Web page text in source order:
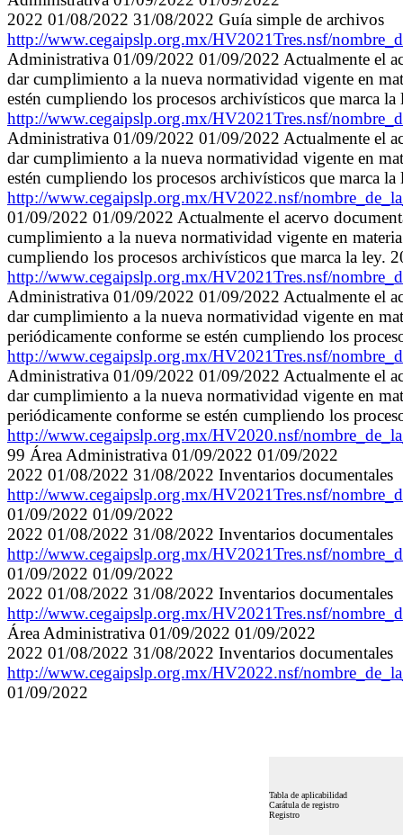
2022 01/08/2022 31/08/2022 Guía simple de archivos
http://www.cegaipslp.org.mx/HV2021Tres.nsf/
Administrativa 01/09/2022 01/09/2022 Actualmente el
dar cumplimiento a la nueva normatividad vigente en
estén cumpliendo los procesos archivísticos que marca
http://www.cegaipslp.org.mx/HV2021Tres.nsf/
Administrativa 01/09/2022 01/09/2022 Actualmente el
dar cumplimiento a la nueva normatividad vigente en
estén cumpliendo los procesos archivísticos que marca
http://www.cegaipslp.org.mx/HV2022.nsf/
01/09/2022 01/09/2022 Actualmente el acervo
cumplimiento a la nueva normatividad vigente en
cumpliendo los procesos archivísticos que marca la
http://www.cegaipslp.org.mx/HV2021Tres.nsf/
Administrativa 01/09/2022 01/09/2022 Actualmente el
dar cumplimiento a la nueva normatividad vigente en
periódicamente conforme se estén cumpliendo los
http://www.cegaipslp.org.mx/HV2021Tres.nsf/
Administrativa 01/09/2022 01/09/2022 Actualmente el
dar cumplimiento a la nueva normatividad vigente en
periódicamente conforme se estén cumpliendo los
http://www.cegaipslp.org.mx/HV2020.nsf/
99 Área Administrativa 01/09/2022 01/09/2022
2022 01/08/2022 31/08/2022 Inventarios documentales
http://www.cegaipslp.org.mx/HV2021Tres.nsf/
01/09/2022 01/09/2022
2022 01/08/2022 31/08/2022 Inventarios documentales
http://www.cegaipslp.org.mx/HV2021Tres.nsf/
01/09/2022 01/09/2022
2022 01/08/2022 31/08/2022 Inventarios documentales
http://www.cegaipslp.org.mx/HV2021Tres.nsf/
Área Administrativa 01/09/2022 01/09/2022
2022 01/08/2022 31/08/2022 Inventarios documentales
http://www.cegaipslp.org.mx/HV2022.nsf/
01/09/2022
Tabla de aplicabilidad
Carátula de registro
Registro